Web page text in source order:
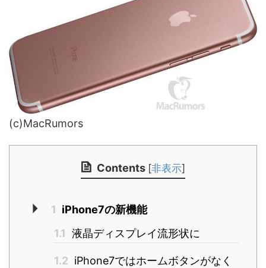
(c)MacRumors
Contents [非表示]
1 iPhone7の新機能
1.1 液晶ディスプレイ流形状に
1.2 iPhone7ではホームボタンがなく